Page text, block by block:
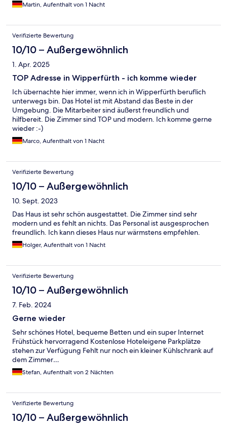
Martin, Aufenthalt von 1 Nacht
Verifizierte Bewertung
10/10 – Außergewöhnlich
1. Apr. 2025
TOP Adresse in Wipperfürth - ich komme wieder
Ich übernachte hier immer, wenn ich in Wipperfürth beruflich
unterwegs bin. Das Hotel ist mit Abstand das Beste in der
Umgebung. Die Mitarbeiter sind äußerst freundlich und
hilfbereit. Die Zimmer sind TOP und modern. Ich komme gerne
wieder :-)
Marco, Aufenthalt von 1 Nacht
Verifizierte Bewertung
10/10 – Außergewöhnlich
10. Sept. 2023
Das Haus ist sehr schön ausgestattet. Die Zimmer sind sehr
modern und es fehlt an nichts. Das Personal ist ausgesprochen
freundlich. Ich kann dieses Haus nur wärmstens empfehlen.
Holger, Aufenthalt von 1 Nacht
Verifizierte Bewertung
10/10 – Außergewöhnlich
7. Feb. 2024
Gerne wieder
Sehr schönes Hotel, bequeme Betten und ein super Internet
Frühstück hervorragend Kostenlose Hoteleigene Parkplätze
stehen zur Verfügung Fehlt nur noch ein kleiner Kühlschrank auf
dem Zimmer…
Stefan, Aufenthalt von 2 Nächten
Verifizierte Bewertung
10/10 – Außergewöhnlich